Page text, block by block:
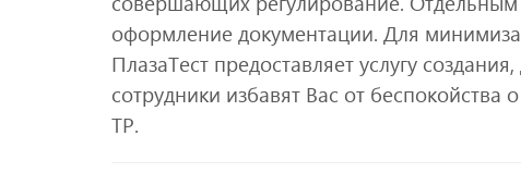
оформление документации. Для
ПлазаТест предоставляет услугу
сотрудники избавят Вас от беспокойства
ТР.